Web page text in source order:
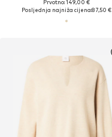
Prvotno: 149,00 €
Posljednja najniža cijena:87,50 €